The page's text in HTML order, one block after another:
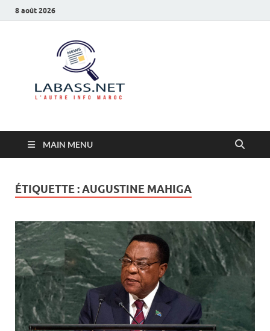
8 août 2026
MAIN MENU
ÉTIQUETTE :AUGUSTINE MAHIGA